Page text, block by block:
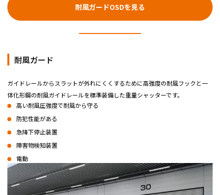
耐風ガードOSDを見る
耐風ガード
ガイドレールからスラットが外れにくくするために高強度の耐風フックと一
体化形鋼の耐風ガイドレールを標準装備した重量シャッターです。
高い耐風圧強度で耐風から守る
防犯性能がある
急降下停止装置
障害物検知装置
電動